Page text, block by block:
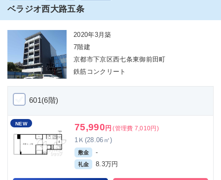
ベラジオ西大路五条
2020年3月築
7階建
京都市下京区西七条東御前田町
鉄筋コンクリート
601(6階)
NEW 75,990 円 (管理費 7,010円)
1Ｋ(28.06㎡)
敷金 -
礼金 8.3万円